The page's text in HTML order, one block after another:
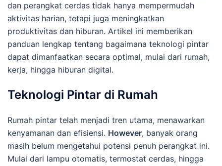
dan perangkat cerdas tidak hanya mempermudah
aktivitas harian, tetapi juga meningkatkan
produktivitas dan hiburan. Artikel ini memberikan
panduan lengkap tentang bagaimana teknologi pintar
dapat dimanfaatkan secara optimal, mulai dari rumah,
kerja, hingga hiburan digital.
Teknologi Pintar di Rumah
Rumah pintar telah menjadi tren utama, menawarkan
kenyamanan dan efisiensi. However, banyak orang
masih belum mengetahui potensi penuh perangkat ini.
Mulai dari lampu otomatis, termostat cerdas, hingga